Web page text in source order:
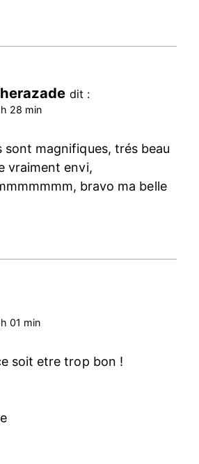
dit :
28 min
sont magnifiques, trés beau
vraiment envi,
bravo ma belle
01 min
soit etre trop bon !